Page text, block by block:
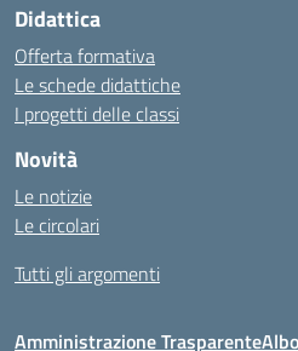
Didattica
Offerta formativa
Le schede didattiche
I progetti delle classi
Novità
Le notizie
Le circolari
Tutti gli argomenti
Amministrazione Trasparente